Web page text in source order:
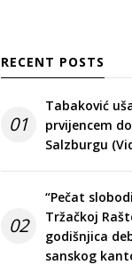
RECENT POSTS
01
Tabaković
prvijencem
Salzburgu
02
“Pečat
Tržačkoj
godišnjica
sanskog